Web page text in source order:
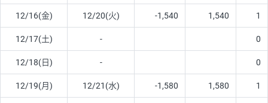
12/16(金) 12/20(火) -1,540 1,540 1
12/17(土) - 0
12/18(日) - 0
12/19(月) 12/21(水) -1,580 1,580 1